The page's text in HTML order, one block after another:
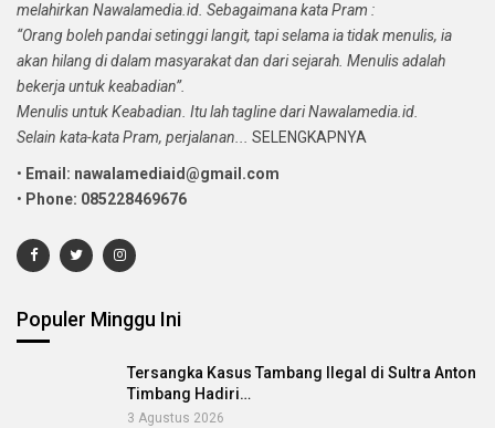
melahirkan Nawalamedia.id. Sebagaimana kata Pram :
“Orang boleh pandai setinggi langit, tapi selama ia tidak menulis, ia
akan hilang di dalam masyarakat dan dari sejarah. Menulis adalah
bekerja untuk keabadian”.
Menulis untuk Keabadian. Itu lah tagline dari Nawalamedia.id.
Selain kata-kata Pram, perjalanan... SELENGKAPNYA
• Email: nawalamediaid@gmail.com
• Phone: 085228469676
Populer Minggu Ini
Tersangka Kasus Tambang Ilegal di Sultra Anton
Timbang Hadiri…
3 Agustus 2026